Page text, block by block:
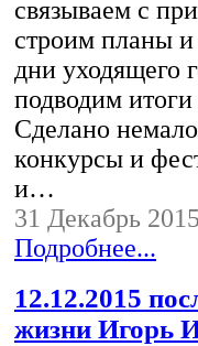
связываем с
строим планы
дни уходящего
подводим итоги
Сделано
конкурсы и
и…
31 Декабрь 2015
Подробнее...
12.12.2015
жизни Игорь